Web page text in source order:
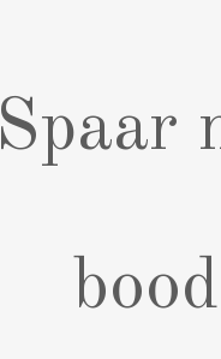
Spaar